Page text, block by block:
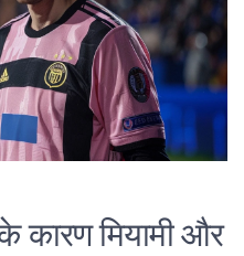
कारण मियामी और